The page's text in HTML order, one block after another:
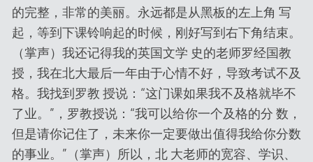
的完整，非常的美丽。永远都是从黑板的左上角 写
起，等到下课铃响起的时候，刚好写到右下角结束。
（掌声）我还记得我的英国文学 史的老师罗经国教
授，我在北大最后一年由于心情不好，导致考试不及
格。我找到罗教 授说：“这门课如果我不及格就毕不
了业。”，罗教授说：“我可以给你一个及格的分 数，
但是请你记住了，未来你一定要做出值得我给你分数
的事业。”（掌声）所以，北 大老师的宽容、学识、